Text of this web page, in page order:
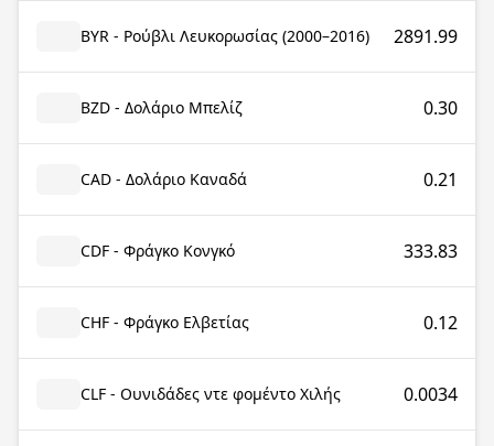
BYR - Ρούβλι Λευκορωσίας (2000–2016) 2891.99
BZD - Δολάριο Μπελίζ 0.30
CAD - Δολάριο Καναδά 0.21
CDF - Φράγκο Κονγκό 333.83
CHF - Φράγκο Ελβετίας 0.12
CLF - Ουνιδάδες ντε φομέντο Χιλής 0.0034